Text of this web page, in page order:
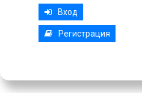
Вход
Регистрация